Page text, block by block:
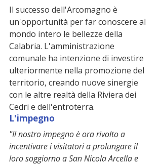
Il successo dell'Arcomagno è
un'opportunità per far conoscere al
mondo intero le bellezze della
Calabria. L'amministrazione
comunale ha intenzione di investire
ulteriormente nella promozione del
territorio, creando nuove sinergie
con le altre realtà della Riviera dei
Cedri e dell'entroterra.
L'impegno
"Il nostro impegno è ora rivolto a
incentivare i visitatori a prolungare il
loro soggiorno a San Nicola Arcella e